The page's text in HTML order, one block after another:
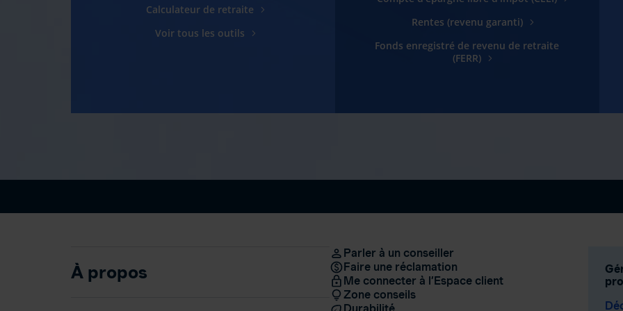
Calculateur de retraite
Voir tous les outils
Rentes (revenu garanti)
Fonds enregistré de revenu de retraite
(FERR)
À propos
Parler à un conseiller
Faire une réclamation
Me connecter à l’Espace client
Zone conseils